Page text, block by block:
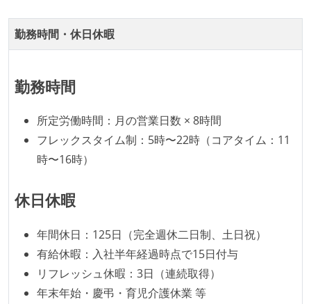
本番にデプロイされるコードには、全てコードレビュ
ーまたはペアプログラミングを実施している
観をメンバー全員が共有しており、日常的に実施して
何らかのコーディング規約をチーム全体で遵守するよ
うにしている
提出されたコードには自動的にリグレッションテスト
テストの実施度
ほとんどのプロダクトコードに単体テストを記述、実
施している
ほとんどの機能に受け入れテストを記述、実施してい
る
勤務時間・休日休暇
勤務時間
所定労働時間：月の営業日数 × 8時間
フレックスタイム制：5時〜22時（コアタイム：11
時〜16時）
休日休暇
年間休日：125日（完全週休二日制、土日祝）
有給休暇：入社半年経過時点で15日付与
リフレッシュ休暇：3日（連続取得）
年末年始・慶弔・育児介護休業 等